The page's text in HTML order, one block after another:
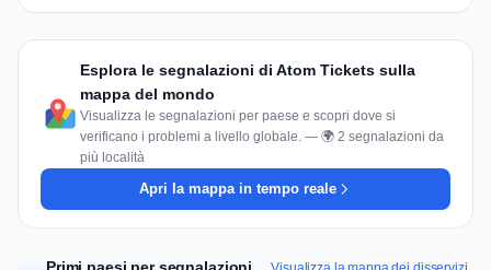
Esplora le segnalazioni di Atom Tickets sulla
mappa del mondo
Visualizza le segnalazioni per paese e scopri dove si
verificano i problemi a livello globale. — 🌍 2 segnalazioni da
più località
Apri la mappa in tempo reale